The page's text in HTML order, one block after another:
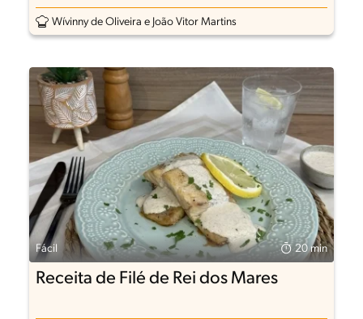
Wívinny de Oliveira e João Vitor Martins
Fácil 20 min
Receita de Filé de Rei dos Mares